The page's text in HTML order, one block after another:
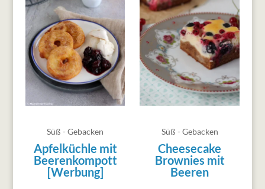
Süß - Gebacken
Apfelküchle mit
Beerenkompott
[Werbung]
Süß - Gebacken
Cheesecake
Brownies mit
Beeren